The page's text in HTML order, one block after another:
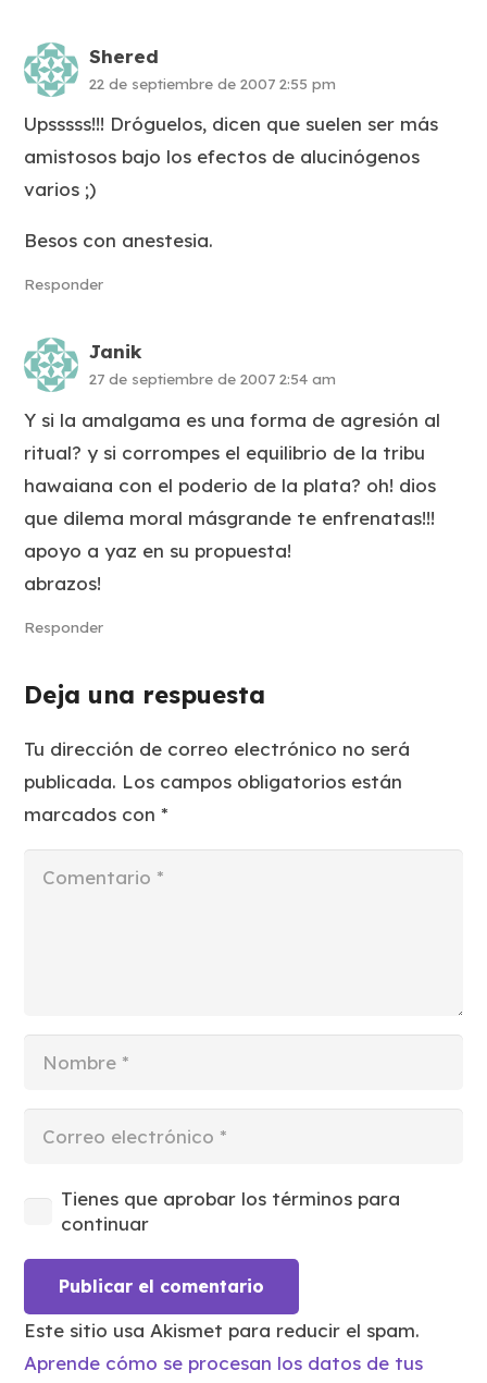
Shered
22 de septiembre de 2007 2:55 pm
Upsssss!!! Dróguelos, dicen que suelen ser más
amistosos bajo los efectos de alucinógenos
varios ;)
Besos con anestesia.
Responder
Janik
27 de septiembre de 2007 2:54 am
Y si la amalgama es una forma de agresión al
ritual? y si corrompes el equilibrio de la tribu
hawaiana con el poderio de la plata? oh! dios
que dilema moral másgrande te enfrenatas!!!
apoyo a yaz en su propuesta!
abrazos!
Responder
Deja una respuesta
Tu dirección de correo electrónico no será
publicada. Los campos obligatorios están
marcados con*
Tienes que aprobar los términos para
continuar
Publicar el comentario
Este sitio usa Akismet para reducir el spam.
Aprende cómo se procesan los datos de tus